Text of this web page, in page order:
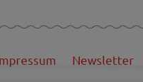
Newsletter